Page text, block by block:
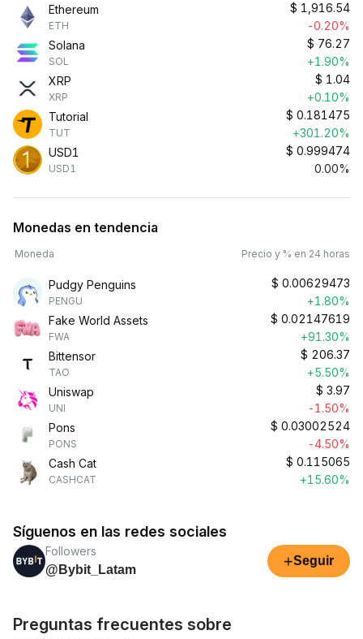
Ethereum
ETH
$ 1,916.54
-0.20%
Solana
SOL
$ 76.27
+1.90%
XRP
XRP
$ 1.04
+0.10%
Tutorial
TUT
$ 0.181475
+301.20%
USD1
USD1
$ 0.999474
0.00%
Monedas en tendencia
Moneda Precio y % en 24 horas
Pudgy Penguins
PENGU
$ 0.00629473
+1.80%
Fake World Assets
FWA
$ 0.02147619
+91.30%
Bittensor
TAO
$ 206.37
+5.50%
Uniswap
UNI
$ 3.97
-1.50%
Pons
PONS
$ 0.03002524
-4.50%
Cash Cat
CASHCAT
$ 0.115065
+15.60%
Síguenos en las redes sociales
Followers
@Bybit_Latam
+Seguir
Preguntas frecuentes sobre